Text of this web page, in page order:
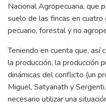
Nacional Agropecuaria, que
suelo de las fincas en cuatro
pecuario, forestal y no
Teniendo en cuenta que,
la producción, la producción
dinámicas del conflicto (un
Miguel, Satyanath y
necesario utilizar una